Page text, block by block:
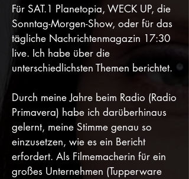
Für SAT.1 Planetopia, WECK UP, die
Sonntag-Morgen-Show, oder für das
tägliche Nachrichtenmagazin 17:30
live. Ich habe über die
unterschiedlichsten Themen berichtet.
Durch meine Jahre beim Radio (Radio
Primavera) habe ich darüberhinaus
gelernt, meine Stimme genau so
einzusetzen, wie es ein Bericht
erfordert. Als Filmemacherin für ein
großes Unternehmen (Tupperware